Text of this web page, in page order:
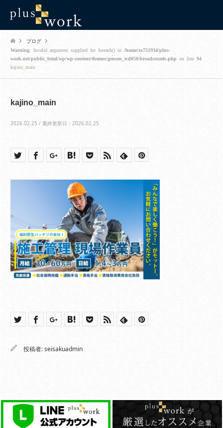
ブログ
Warning: Invalid argument supplied for foreach() in /home/xs751934/plus-
work.net/public_html/wp/wp-content/themes/gensen_tcd050/breadcrumb.php on line 94
kajino_main
kajino_main
2026.02.25 / 最終更新日：2026.02.25
投稿者:seisakuadmin